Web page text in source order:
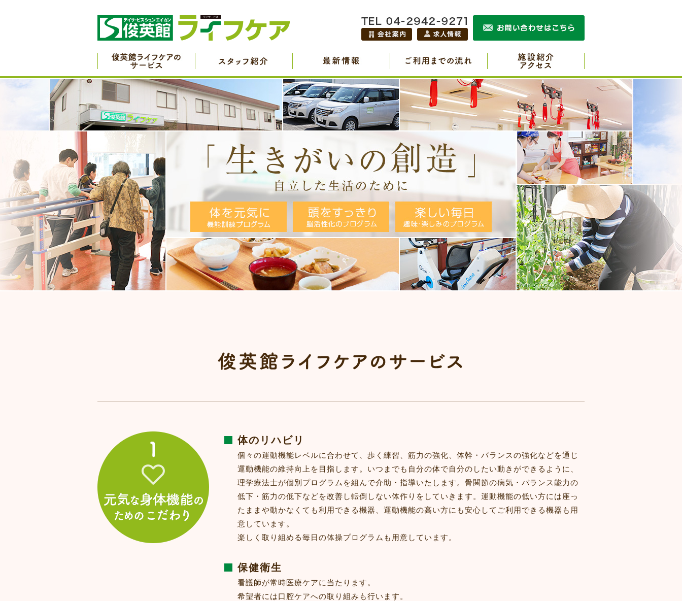
体のリハビリ
個々の運動機能レベルに合わせて、歩く練習、筋力の強化、体幹・バランスの強化などを通じ
運動機能の維持向上を目指します。いつまでも自分の体で自分のしたい動きができるように、
理学療法士が個別プログラムを組んで介助・指導いたします。骨関節の病気・バランス能力の
低下・筋力の低下などを改善し転倒しない体作りをしていきます。運動機能の低い方には座っ
たままや動かなくても利用できる機器、運動機能の高い方にも安心してご利用できる機器も用
意しています。
楽しく取り組める毎日の体操プログラムも用意しています。
保健衛生
看護師が常時医療ケアに当たります。
希望者には口腔ケアへの取り組みも行います。